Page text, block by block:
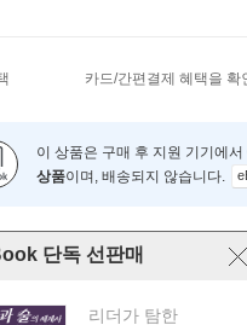
카드/간편결제 혜택을 확
이 상품은 구매 후 지원 기기에서
상품이며, 배송되지 않습니다.
단독 선판매
리더가 탐한